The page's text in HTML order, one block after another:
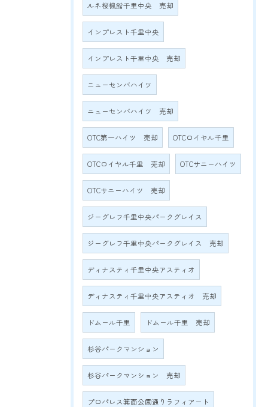
ルネ桜楓館千里中央 売却
インプレスト千里中央
インプレスト千里中央 売却
ニューセンバハイツ
ニューセンバハイツ 売却
OTC第一ハイツ 売却 OTCロイヤル千里
OTCロイヤル千里 売却 OTCサニーハイツ
OTCサニーハイツ 売却
ジーグレフ千里中央パークグレイス
ジーグレフ千里中央パークグレイス 売却
ディナスティ千里中央アスティオ
ディナスティ千里中央アスティオ 売却
ドムール千里 ドムール千里 売却
杉谷パークマンション
杉谷パークマンション 売却
プロパレス箕面公園通りラフィアート